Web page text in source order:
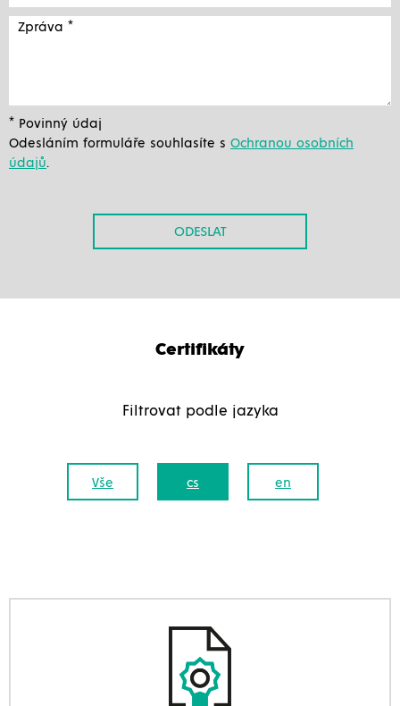
* Povinný údaj
Odesláním formuláře souhlasíte s Ochranou osobních
údajů.
ODESLAT
Certifikáty
Filtrovat podle jazyka
Vše cs en